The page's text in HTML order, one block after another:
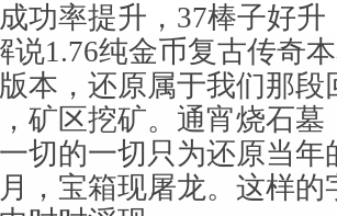
功率提升，37棒子好
说1.76纯金币复古传奇
本，还原属于我们那段
矿区挖矿。通宵烧石墓
切的一切只为还原当年
，宝箱现屠龙。这样的